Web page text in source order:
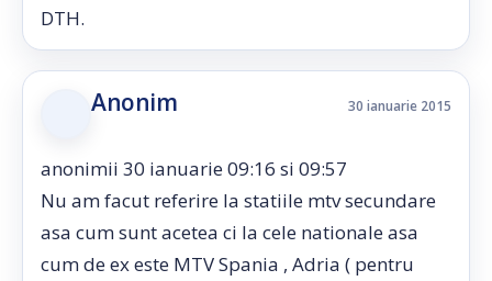
DTH.
Anonim 30 ianuarie 2015
anonimii 30 ianuarie 09:16 si 09:57
Nu am facut referire la statiile mtv secundare
asa cum sunt acetea ci la cele nationale asa
cum de ex este MTV Spania , Adria ( pentru